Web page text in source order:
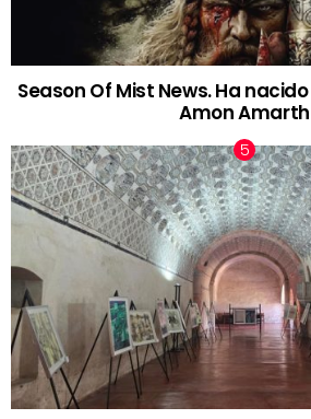
Season Of Mist News. Ha
Amon Amarth